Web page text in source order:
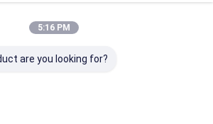
5:16 PM
are you looking for?